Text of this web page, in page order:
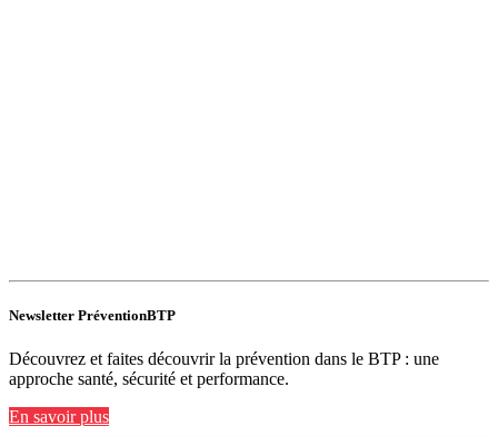
Newsletter PréventionBTP
Découvrez et faites découvrir la prévention dans le BTP : une
approche santé, sécurité et performance.
En savoir plus